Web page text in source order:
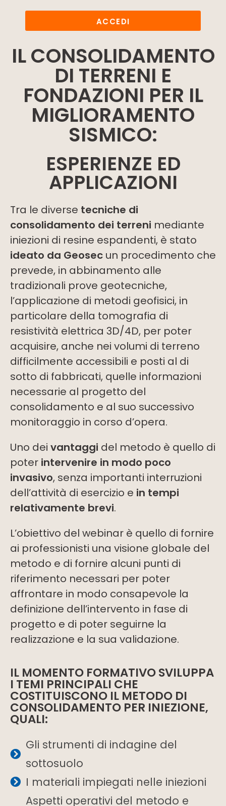
ACCEDI
IL CONSOLIDAMENTO
DI TERRENI E
FONDAZIONI PER IL
MIGLIORAMENTO
SISMICO:
ESPERIENZE ED
APPLICAZIONI
Tra le diverse tecniche di
consolidamento dei terreni mediante
iniezioni di resine espandenti, è stato
ideato da Geosec un procedimento che
prevede, in abbinamento alle
tradizionali prove geotecniche,
l’applicazione di metodi geofisici, in
particolare della tomografia di
resistività elettrica 3D/4D, per poter
acquisire, anche nei volumi di terreno
difficilmente accessibili e posti al di
sotto di fabbricati, quelle informazioni
necessarie al progetto del
consolidamento e al suo successivo
monitoraggio in corso d’opera.
Uno dei vantaggi del metodo è quello di
poter intervenire in modo poco
invasivo, senza importanti interruzioni
dell’attività di esercizio e in tempi
relativamente brevi.
L’obiettivo del webinar è quello di fornire
ai professionisti una visione globale del
metodo e di fornire alcuni punti di
riferimento necessari per poter
affrontare in modo consapevole la
definizione dell’intervento in fase di
progetto e di poter seguirne la
realizzazione e la sua validazione.
IL MOMENTO FORMATIVO SVILUPPA
I TEMI PRINCIPALI CHE
COSTITUISCONO IL METODO DI
CONSOLIDAMENTO PER INIEZIONE,
QUALI:
Gli strumenti di indagine del
sottosuolo
I materiali impiegati nelle iniezioni
Aspetti operativi del metodo e